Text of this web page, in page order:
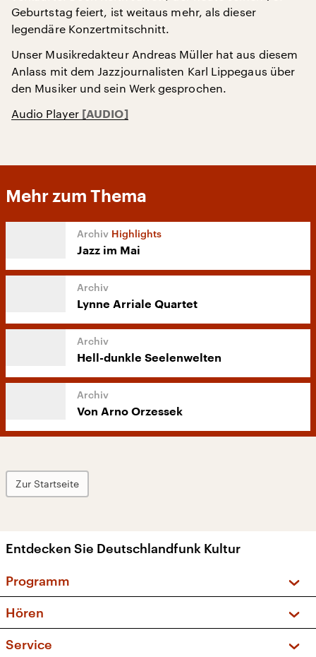
Geburtstag feiert, ist weitaus mehr, als dieser
legendäre Konzertmitschnitt.
Unser Musikredakteur Andreas Müller hat aus diesem
Anlass mit dem Jazzjournalisten Karl Lippegaus über
den Musiker und sein Werk gesprochen.
Audio Player
Mehr zum Thema
Highlights
Jazz im Mai
Lynne Arriale Quartet
Hell-dunkle Seelenwelten
Von Arno Orzessek
Zur Startseite
Entdecken Sie Deutschlandfunk Kultur
Programm
Sendungen und Podcasts
Musikliste
Hören
Service